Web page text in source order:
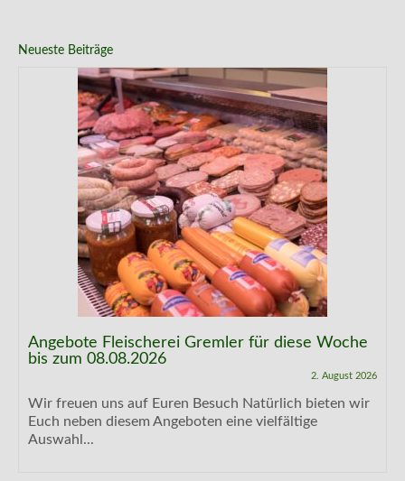
Neueste Beiträge
Angebote Fleischerei Gremler für diese Woche
bis zum 08.08.2026
2. August 2026
Wir freuen uns auf Euren Besuch Natürlich bieten wir
Euch neben diesem Angeboten eine vielfältige
Auswahl...